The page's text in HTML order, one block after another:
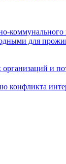
коммунального
для
и
конфликта